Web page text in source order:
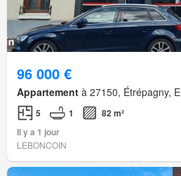
96 000 €
Appartement à 27150, Étrépagny,
5 1
82 m²
Il y a 1 jour
LEBONCOIN